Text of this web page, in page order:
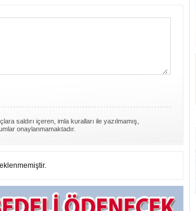
saldırı içeren, imla kuralları ile yazılmamış,
onaylanmamaktadır.